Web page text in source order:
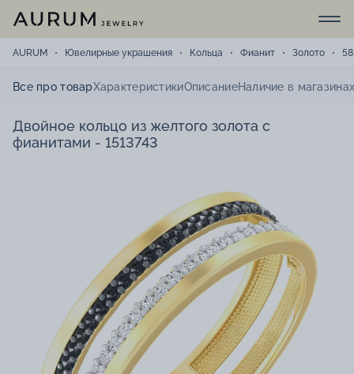
AURUM Ювелирные украшения Кольца Фианит Золото
Все про товарХарактеристикиОписаниеНаличие в
Двойное кольцо из желтого золота с
фианитами - 1513743